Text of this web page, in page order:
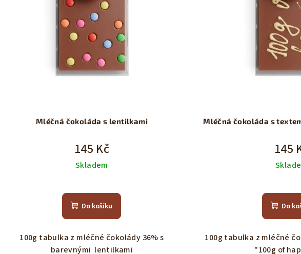
Mléčná čokoláda s lentilkami
145 Kč
Skladem
Do košíku
100g tabulka z mléčné čokolády 36% s
barevnými lentilkami
Mléčná čokoláda s
145
Do
100g tabulka z mléčné
"100g of